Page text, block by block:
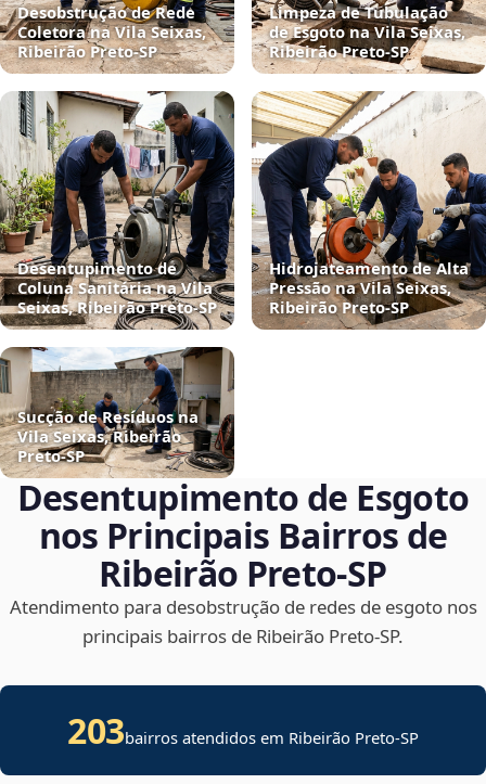
Desobstrução de Rede
Coletora na Vila Seixas,
Ribeirão Preto‑SP
Limpeza de Tubulação
de Esgoto na Vila Seixas,
Ribeirão Preto‑SP
Desentupimento de
Coluna Sanitária na Vila
Seixas, Ribeirão Preto‑SP
Hidrojateamento de Alta
Pressão na Vila Seixas,
Ribeirão Preto‑SP
Sucção de Resíduos na
Vila Seixas, Ribeirão
Preto‑SP
Desentupimento de Esgoto
nos Principais Bairros de
Ribeirão Preto‑SP
Atendimento para desobstrução de redes de esgoto nos
principais bairros de Ribeirão Preto‑SP.
203bairros atendidos em Ribeirão Preto-SP